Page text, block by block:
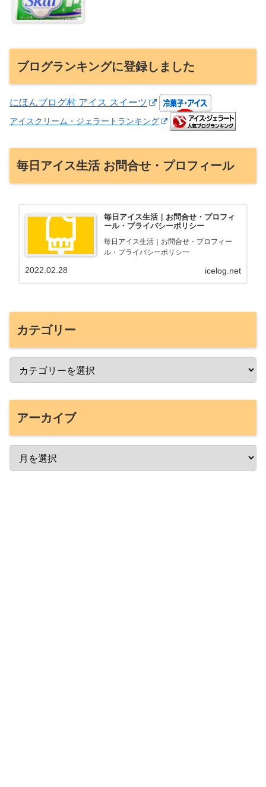
ブログランキングに登録しました
にほんブログ村 アイス スイーツ
アイスクリーム・ジェラートランキング
毎日アイス生活 お問合せ・プロフィール
毎日アイス生活｜お問合せ・プロフィ
ール・プライバシーポリシー
毎日アイス生活｜お問合せ・プロフィー
ル・プライバシーポリシー
icelog.net
2022.02.28
カテゴリー
アーカイブ